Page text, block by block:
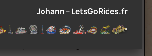
(kit motorizado completo):
de batería, Mando a
2 canales, Receptor de
Johann – LetsGoRides.fr